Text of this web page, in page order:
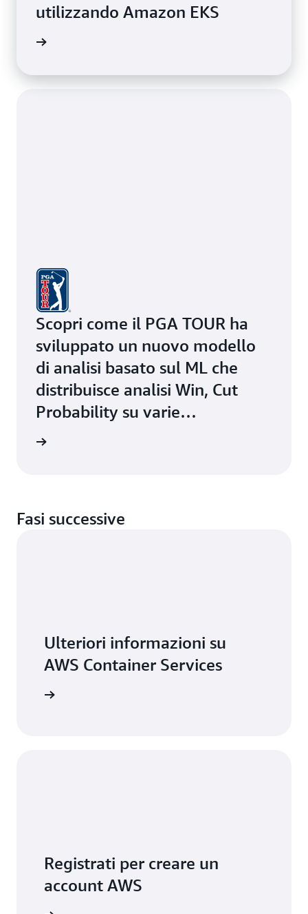
utilizzando Amazon EKS
Scopri come il PGA TOUR ha
sviluppato un nuovo modello
di analisi basato sul ML che
distribuisce analisi Win, Cut
Probability su varie
piattaforme utilizzando
Fasi successive
Ulteriori informazioni su
AWS Container Services
Registrati per creare un
account AWS